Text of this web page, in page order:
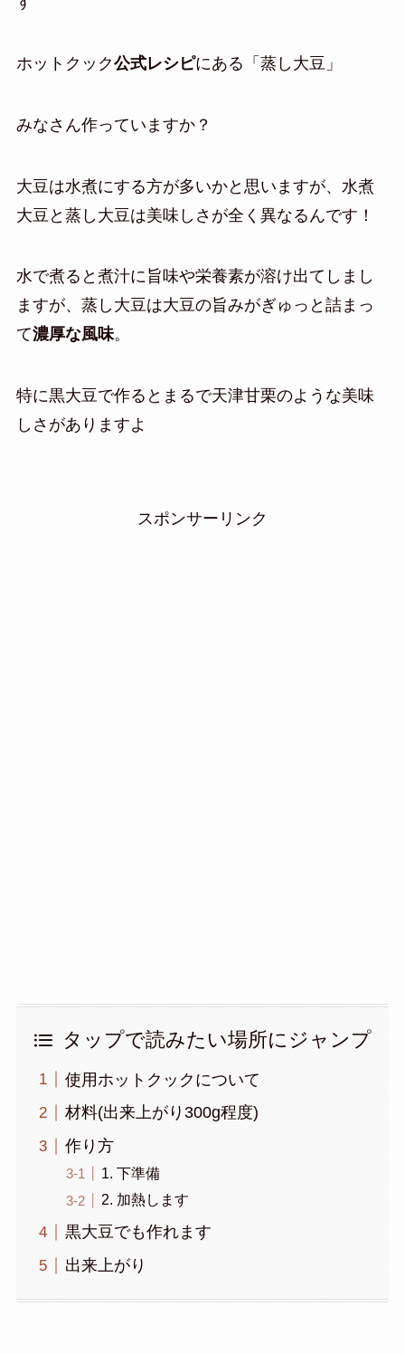
ホットクック公式レシピにある「蒸し大豆」
みなさん作っていますか？
大豆は水煮にする方が多いかと思いますが、水煮
大豆と蒸し大豆は美味しさが全く異なるんです！
水で煮ると煮汁に旨味や栄養素が溶け出てしまし
ますが、蒸し大豆は大豆の旨みがぎゅっと詰まっ
て濃厚な風味。
特に黒大豆で作るとまるで天津甘栗のような美味
しさがありますよ
スポンサーリンク
タップで読みたい場所にジャンプ
使用ホットクックについて
材料(出来上がり300g程度)
作り方
1. 下準備
2. 加熱します
黒大豆でも作れます
出来上がり